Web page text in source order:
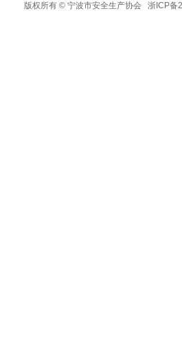
版权所有 © 宁波市安全生产协会 浙ICP备